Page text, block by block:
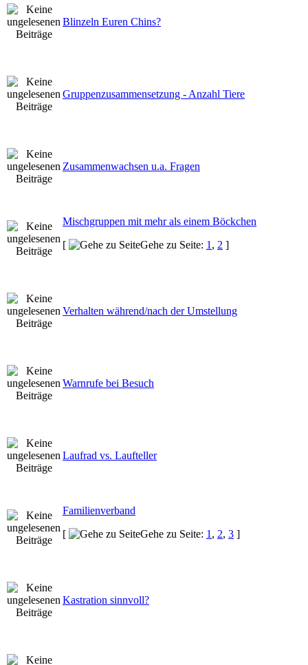
Blinzeln Euren Chins?
Gruppenzusammensetzung - Anzahl Tiere
Zusammenwachsen u.a. Fragen
Mischgruppen mit mehr als einem Böckchen
[
Gehe zu Seite: 1 , 2 ]
Verhalten während/nach der Umstellung
Warnrufe bei Besuch
Laufrad vs. Laufteller
Familienverband
[
Gehe zu Seite: 1 , 2, 3 ]
Kastration sinnvoll?